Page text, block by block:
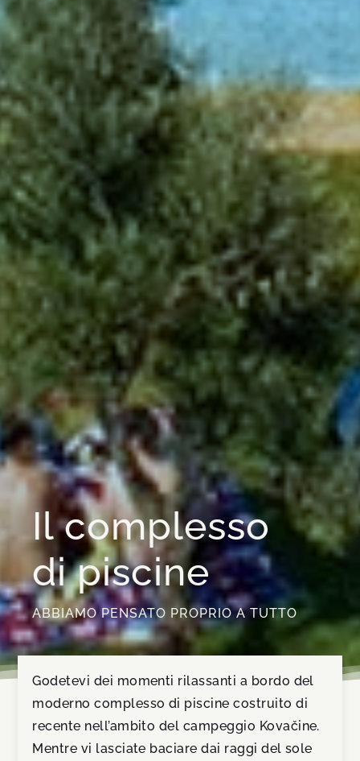
Il complesso
di piscine
ABBIAMO PENSATO PROPRIO A TUTTO
Godetevi dei momenti rilassanti a bordo del
moderno complesso di piscine costruito di
recente nell’ambito del campeggio Kovačine.
Mentre vi lasciate baciare dai raggi del sole